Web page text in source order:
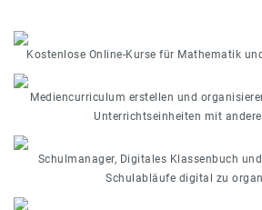
Kostenlose Online-Kurse für Mathematik
Mediencurriculum erstellen und
Unterrichtseinheiten mit
Schulmanager, Digitales Klassenbuch
Schulabläufe digital zu